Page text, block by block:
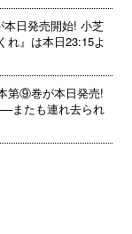
本日発売開始! 小芝
れ』は本日23:15よ
第⑨巻が本日発売!
またも連れ去られ